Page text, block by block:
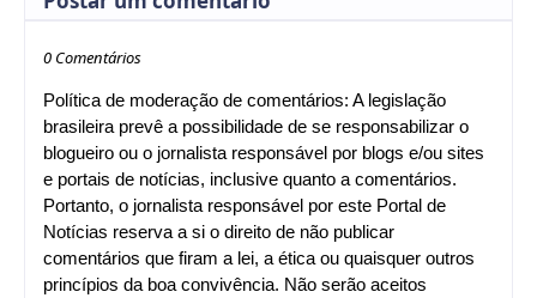
0 Comentários
Política de moderação de comentários: A legislação
brasileira prevê a possibilidade de se responsabilizar o
blogueiro ou o jornalista responsável por blogs e/ou sites
e portais de notícias, inclusive quanto a comentários.
Portanto, o jornalista responsável por este Portal de
Notícias reserva a si o direito de não publicar
comentários que firam a lei, a ética ou quaisquer outros
princípios da boa convivência. Não serão aceitos